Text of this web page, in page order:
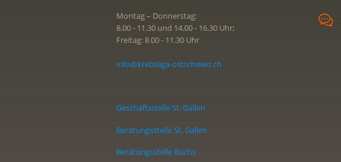
Montag – Donnerstag:
8.00 - 11.30 und 14.00 - 16.30 Uhr;
Freitag: 8.00 - 11.30 Uhr
info@krebsliga-ostschweiz.ch
Geschäftsstelle St. Gallen
Beratungsstelle St. Gallen
Beratungsstelle Buchs